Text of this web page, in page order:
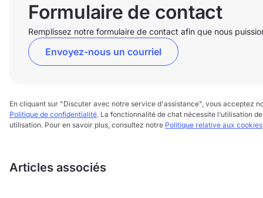
Formulaire de contact
Remplissez notre formulaire de contact afin que nous
Envoyez-nous un courriel
En cliquant sur "Discuter avec notre service d'assistance", vous acceptez
Politique de confidentialité. La fonctionnalité de chat nécessite l’utilisation
utilisation. Pour en savoir plus, consultez notre Politique relative aux cookies
Articles associés